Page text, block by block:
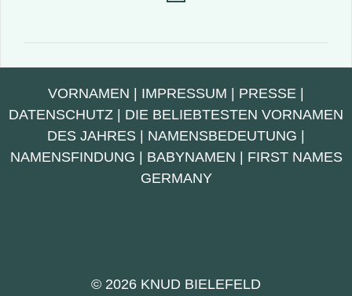
VORNAMEN IMPRESSUM PRESSE
DATENSCHUTZ
DIE BELIEBTESTEN VORNAMEN
DES JAHRES
NAMENSBEDEUTUNG
NAMENSFINDUNG
BABYNAMEN
FIRST NAMES
GERMANY
© 2026 KNUD BIELEFELD